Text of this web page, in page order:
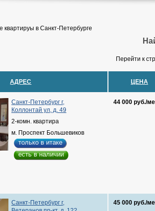
квартируы в Санкт-Петербурге
Перейти к
АДРЕС ЦЕНА
Санкт-Петербург г,
Коллонтай ул, д. 49
2-комн. квартира
м. Проспект Большевиков
только в итаке
есть в наличии
44 000 руб./
Санкт-Петербург г,
45 000 руб./